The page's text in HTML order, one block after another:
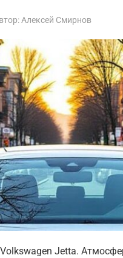
Алексей Смирнов
Jetta.